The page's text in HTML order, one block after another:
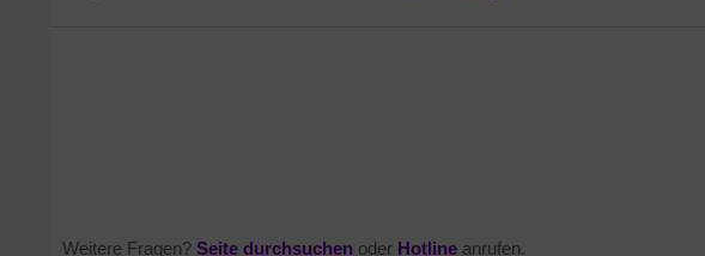
Weitere Fragen? Seite durchsuchen oder Hotline anrufen.